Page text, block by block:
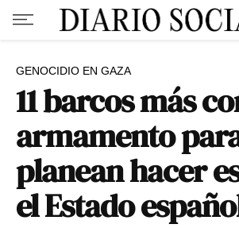
GENOCIDIO EN GAZA
11 barcos más
armamento
planean hacer
el Estado